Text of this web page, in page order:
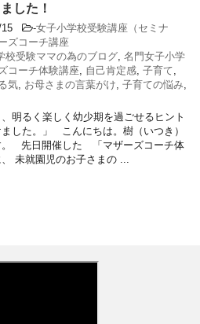
した！
15 -女子小学校受験講座（セミナ
ズコーチ講座
校受験ママの為のブログ 名門女子小学
コーチ体験講座 自己肯定感 子育て
気 お母さまの言葉がけ 子育ての悩み
、明るく楽しく幼少期を過ごせるヒント
した。」 こんにちは。樹（いつき）
。 先日開催した 「マザーズコーチ体
未就園児のお子さまの ...